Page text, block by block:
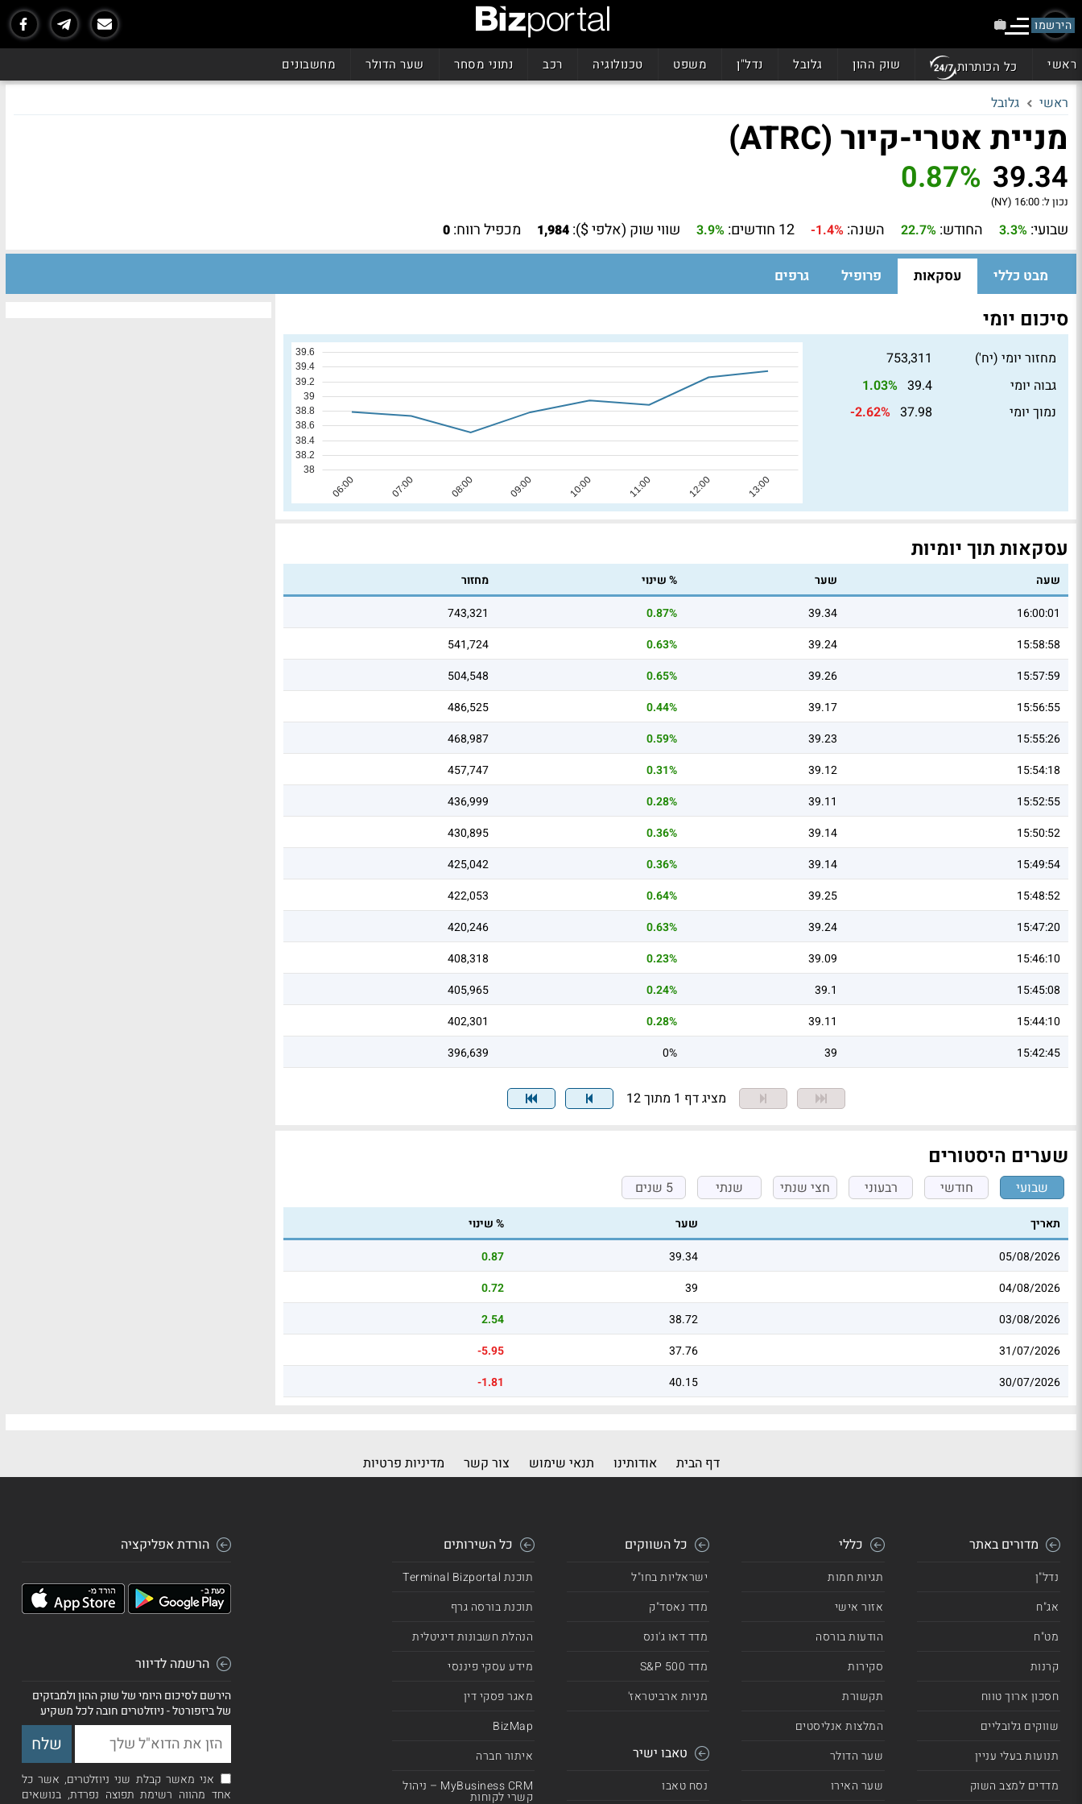
הירשמו
ראשי כל הכותרות שוק ההון גלובל נדל"ן משפט טכנולוגיה רכב נתוני מסחר שער הדולר מחשבונים
ראשי גלובל
מניית אטרי-קיור (ATRC)
39.34
0.87%
נכון ל: 16:00 (NY)
שבועי: 3.3% החודש: 22.7% השנה: -1.4% 12 חודשים: 3.9% שווי שוק (אלפי $): 1,984 מכפיל רווח: 0
מבט כללי עסקאות פרופיל גרפים
סיכום יומי
מחזור יומי (יח')
753,311
גבוה יומי
39.4
1.03%
נמוך יומי
37.98
-2.62%
עסקאות תוך יומיות
שעה שער % שינוי
מחזור
16:00:01
39.34
0.87%
743,321
15:58:58
39.24
0.63%
541,724
15:57:59
39.26
0.65%
504,548
15:56:55
39.17
0.44%
486,525
15:55:26
39.23
0.59%
468,987
15:54:18
39.12
0.31%
457,747
15:52:55
39.11
0.28%
436,999
15:50:52
39.14
0.36%
430,895
15:49:54
39.14
0.36%
425,042
15:48:52
39.25
0.64%
422,053
15:47:20
39.24
0.63%
420,246
15:46:10
39.09
0.23%
408,318
15:45:08
39.1
0.24%
405,965
15:44:10
39.11
0.28%
402,301
15:42:45
39
0%
396,639
מציג דף 1 מתוך 12
שערים היסטורים
שבועי חודשי רבעוני חצי שנתי שנתי 5 שנים
תאריך שער
% שינוי
05/08/2026
39.34
0.87
04/08/2026
39
0.72
03/08/2026
38.72
2.54
31/07/2026
37.76
-5.95
30/07/2026
40.15
-1.81
דף הבית אודותינו תנאי שימוש צור קשר מדיניות פרטיות
מדורים באתר
נדל"ן
אג"ח
מט"ח
קרנות
חסכון ארוך טווח
שווקים גלובליים
תנועות בעלי עניין
מדדים למצב השוק
כללי
תגיות חמות
אזור אישי
הודעות בורסה
סקירות
תקשורת
המלצות אנליסטים
שער הדולר
שער האירו
כל השווקים
ישראליות בחו"ל
מדד נאסד"ק
מדד דאו ג'ונס
מדד 500 S&P
מניות ארביטראז'
טאבו ישיר
נסח טאבו
כל השירותים
תוכנת Terminal Bizportal
תוכנת בורסה גרף
הנהלת חשבונות דיגיטלית
מידע עסקי פיננסי
מאגר פסקי דין
BizMap
איתור חברה
MyBusiness CRM – ניהול
קשרי לקוחות
הורדת אפליקציה
הרשמה לדיוור
הירשם לסיכום היומי של שוק ההון ולמבזקים
של ביזפורטל - ניוזלטרים חובה לכל משקיע
אני מאשר קבלת שני ניוזלטרים, אשר כל
אחד מהווה רשימת תפוצה נפרדת, בנושאים